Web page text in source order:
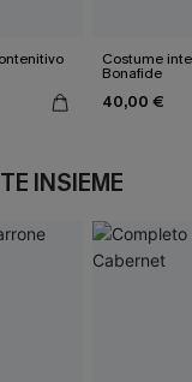
Costume
Bonafide
40,00 €
INSIEME